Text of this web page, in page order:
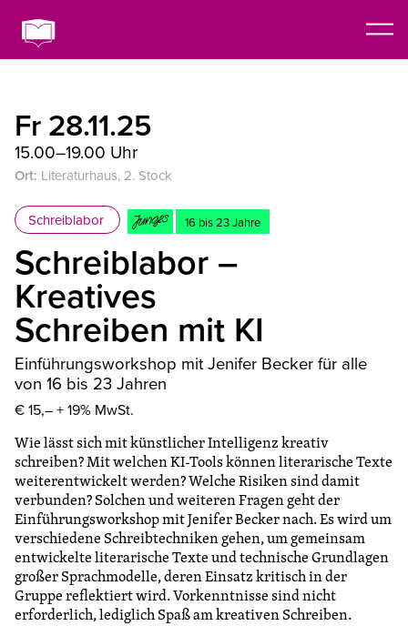
Fr 28.11.25
15.00–19.00 Uhr
Ort: Literaturhaus, 2. Stock
Schreiblabor 16 bis 23 Jahre
Schreiblabor –
Kreatives
Schreiben mit KI
Einführungsworkshop mit Jenifer Becker für alle
von 16 bis 23 Jahren
€ 15,– + 19% MwSt.
Wie lässt sich mit künstlicher Intelligenz kreativ
schreiben? Mit welchen KI-Tools können literarische Texte
weiterentwickelt werden? Welche Risiken sind damit
verbunden? Solchen und weiteren Fragen geht der
Einführungsworkshop mit Jenifer Becker nach. Es wird um
verschiedene Schreibtechniken gehen, um gemeinsam
entwickelte literarische Texte und technische Grundlagen
großer Sprachmodelle, deren Einsatz kritisch in der
Gruppe reflektiert wird. Vorkenntnisse sind nicht
erforderlich, lediglich Spaß am kreativen Schreiben.